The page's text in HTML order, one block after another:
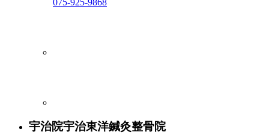
宇治院宇治東洋鍼灸整骨院